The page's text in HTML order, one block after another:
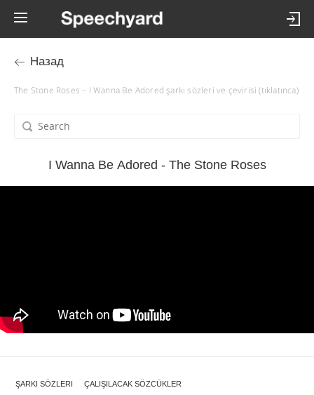
Назад
The Stone Roses – I Wanna Be Adored şarkı sözleri ve çevirisi (tıklatınca)
I Wanna Be Adored - The Stone Roses
ŞARKI SÖZLERI ÇALIŞILACAK SÖZCÜKLER